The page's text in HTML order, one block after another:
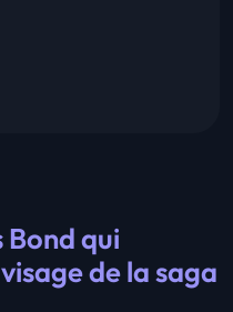
qui
de la saga